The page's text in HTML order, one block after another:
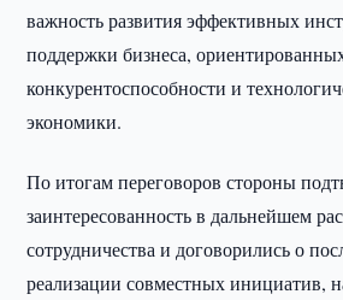
важность развития эффективных
поддержки бизнеса,
конкурентоспособности и
экономики.
По итогам переговоров стороны
заинтересованность в дальнейшем
сотрудничества и договорились о
реализации совместных инициатив,